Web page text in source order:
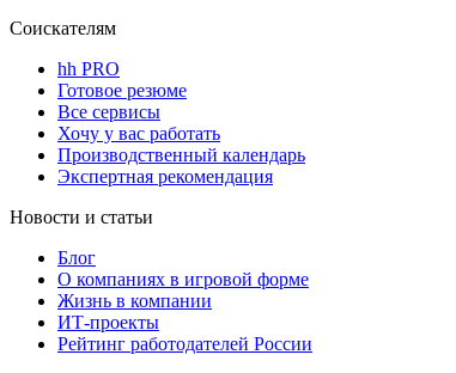
Соискателям
hh PRO
Готовое резюме
Все сервисы
Хочу у вас работать
Производственный календарь
Экспертная рекомендация
Новости и статьи
Блог
О компаниях в игровой форме
Жизнь в компании
ИТ-проекты
Рейтинг работодателей России